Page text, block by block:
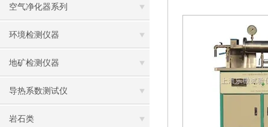
空气净化器系列
环境检测仪器
地矿检测仪器
导热系数测试仪
岩石类